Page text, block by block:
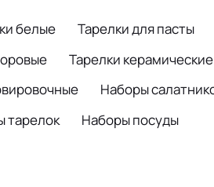
белые Тарелки для пасты
Тарелки керамические
Наборы
тарелок Наборы посуды